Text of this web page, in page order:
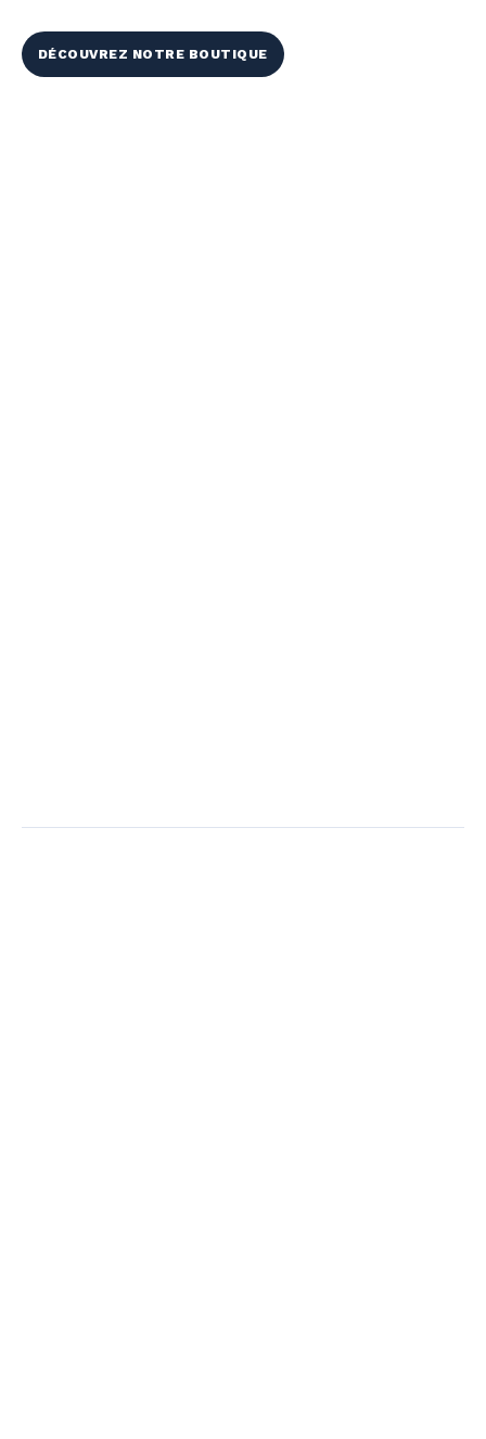
DÉCOUVREZ NOTRE BOUTIQUE